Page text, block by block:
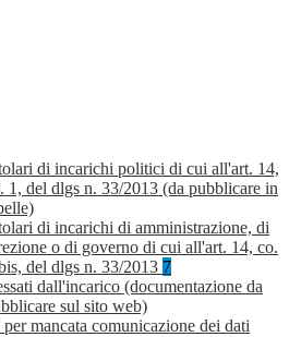
di incarichi politici di cui all'art. 14,
1, del dlgs n. 33/2013 (da pubblicare in
di incarichi di amministrazione, di
o di governo di cui all'art. 14, co.
del dlgs n. 33/2013 7
dall'incarico (documentazione da
sul sito web)
mancata comunicazione dei dati